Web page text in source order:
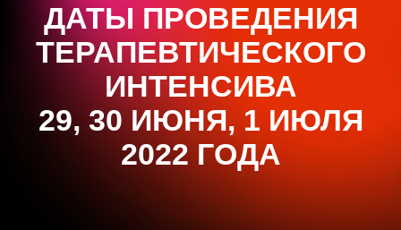
ДАТЫ ПРОВЕДЕНИЯ
ТЕРАПЕВТИЧЕСКОГО
ИНТЕНСИВА
29, 30 ИЮНЯ, 1 ИЮЛЯ
2022 ГОДА